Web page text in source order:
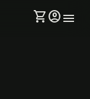
shopping_cartaccount_circlemenu